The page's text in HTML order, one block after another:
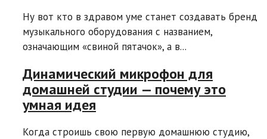
Ну вот кто в здравом уме станет создавать бренд
музыкального оборудования с названием,
означающим «свиной пятачок», а в...
Динамический микрофон для
домашней студии — почему это
умная идея
Когда строишь свою первую домашнюю студию,